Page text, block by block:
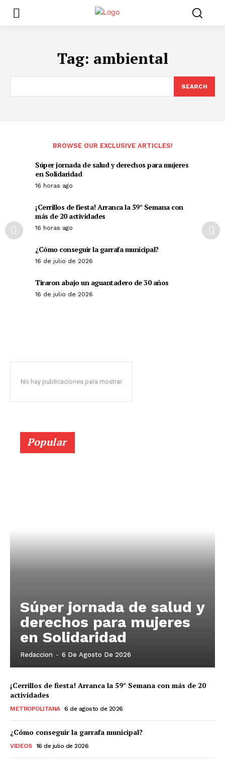
Tag: ambiental
SEARCH
BROWSE OUR EXCLUSIVE ARTICLES!
Súper jornada de salud y derechos para mujeres
en Solidaridad
16 horas ago
¡Cerrillos de fiesta! Arranca la 59° Semana con
más de 20 actividades
16 horas ago
¿Cómo conseguir la garrafa municipal?
16 de julio de 2026
Tiraron abajo un aguantadero de 30 años
16 de julio de 2026
No hay publicaciones para mostrar
Popular
Súper jornada de salud y
derechos para mujeres
en Solidaridad
Redaccion - 6 De Agosto De 2026
¡Cerrillos de fiesta! Arranca la 59° Semana con más de 20
actividades
METROPOLITANA 6 de agosto de 2026
¿Cómo conseguir la garrafa municipal?
VIDEOS 16 de julio de 2026